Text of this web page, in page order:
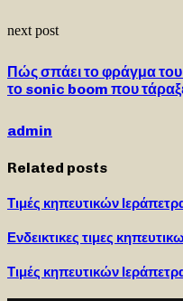
next post
Πώς σπάει το φράγμα του
το sonic boom που
admin
Related posts
Τιμές κηπευτικών
Ενδεικτικες τιμες
Τιμές κηπευτικών